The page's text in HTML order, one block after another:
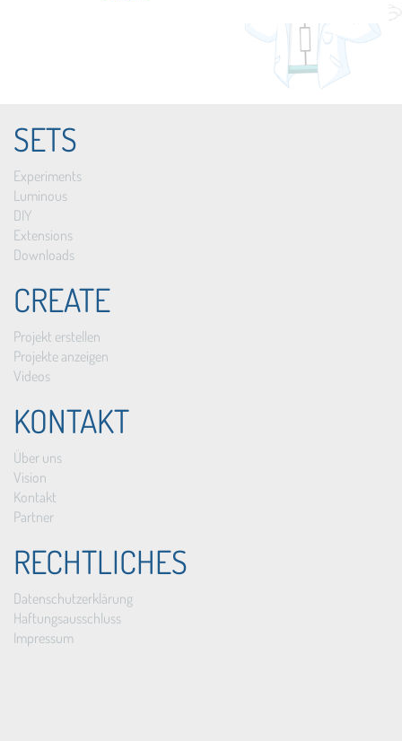
SETS
Experiments
Luminous
DIY
Extensions
Downloads
CREATE
Projekt erstellen
Projekte anzeigen
Videos
KONTAKT
Über uns
Vision
Kontakt
Partner
RECHTLICHES
Datenschutzerklärung
Haftungsausschluss
Impressum